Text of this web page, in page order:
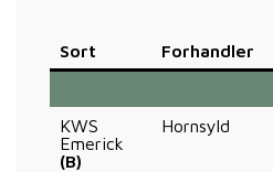
Sort Forhandler
KWS
Emerick
(B)
Hornsyld